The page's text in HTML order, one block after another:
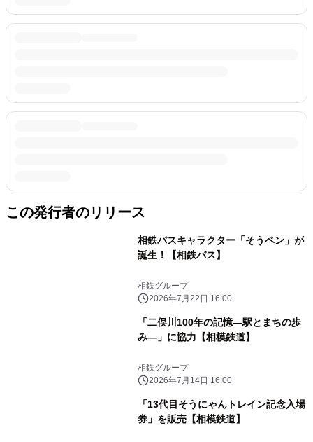
この発行者のリリース
相鉄バスキャラクター「そうペン」が
誕生！【相鉄バス】
相鉄グループ
2026年7月22日 16:00
「二俣川100年の記憶―駅とまちの歩
み―」に協力【相模鉄道】
相鉄グループ
2026年7月14日 16:00
「13代目そうにゃんトレイン記念入場
券」を販売【相模鉄道】